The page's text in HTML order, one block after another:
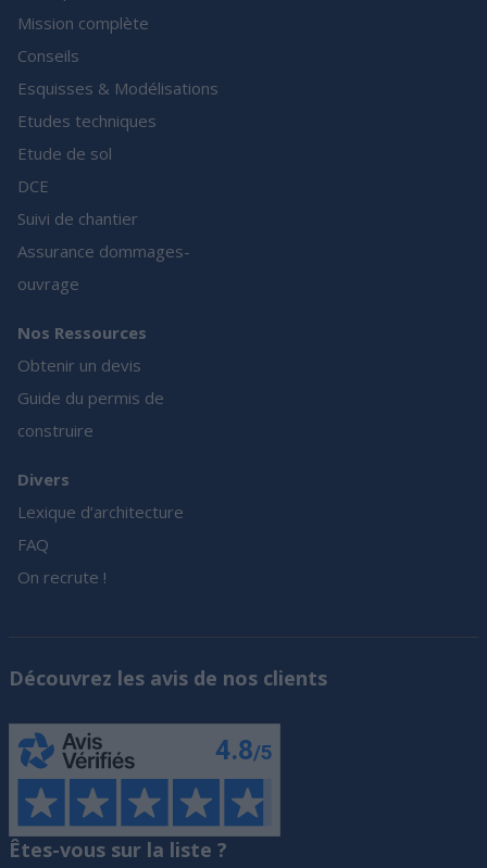
Mission complète
Conseils
Esquisses & Modélisations
Etudes techniques
Etude de sol
DCE
Suivi de chantier
Assurance dommages-
ouvrage
Nos Ressources
Obtenir un devis
Guide du permis de
construire
Divers
Lexique d’architecture
FAQ
On recrute !
Découvrez les avis de nos clients
Êtes-vous sur la liste ?